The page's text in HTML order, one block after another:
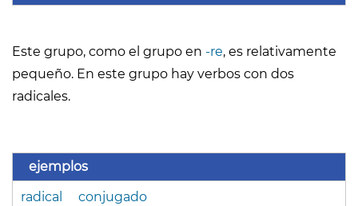
Este grupo, como el grupo en -re, es relativamente
pequeño. En este grupo hay verbos con dos
radicales.
ejemplos
radical
conjugado